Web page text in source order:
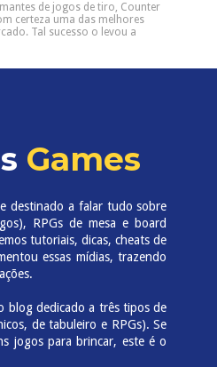
de jogos de tiro, Counter
certeza uma das melhores
Tal sucesso o levou a
Games
destinado a falar tudo sobre
RPGs de mesa e board
tutoriais, dicas, cheats de
essas mídias, trazendo
blog dedicado a três tipos de
de tabuleiro e RPGs). Se
jogos para brincar, este é o